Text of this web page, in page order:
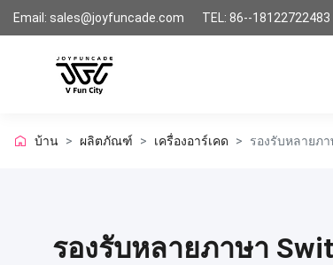
Email: sales@joyfuncade.com TEL: 86--18122722483
บ้าน > ผลิตภัณฑ์ > เครื่องอาร์เคด > รองรับหลายภ
รองรับหลายภาษา